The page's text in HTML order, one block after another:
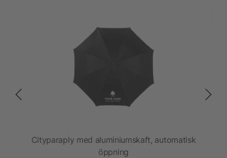
Cityparaply med aluminiumskaft, automatisk
öppning